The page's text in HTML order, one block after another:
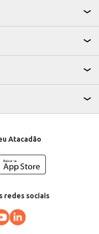
Chocolate, você oferece aos
Atacadão
redes sociais